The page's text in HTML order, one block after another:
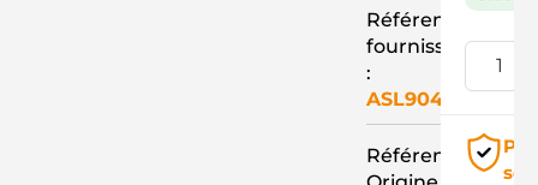
Référence
fournisseur
:
ASL9040
Référence